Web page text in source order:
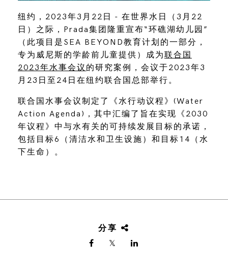
纽约，2023年3月22日 - 在世界水日（3月22
日）之际，Prada集团隆重宣布“环礁湖幼儿园”
（此项目是SEA BEYOND教育计划的一部分，
专为威尼斯的学龄前儿童提供）成为联合国
2023年水事会议 的研究案例，会议于2023年3
月23日至24日在纽约联合国总部举行。
联合国水事会议制定了《水行动议程》(Water
Action Agenda)，其中汇编了旨在实现《2030
年议程》中与水有关的可持续发展目标的承诺，
包括目标6（清洁水和卫生设施）和目标14（水
下生命）。
分享